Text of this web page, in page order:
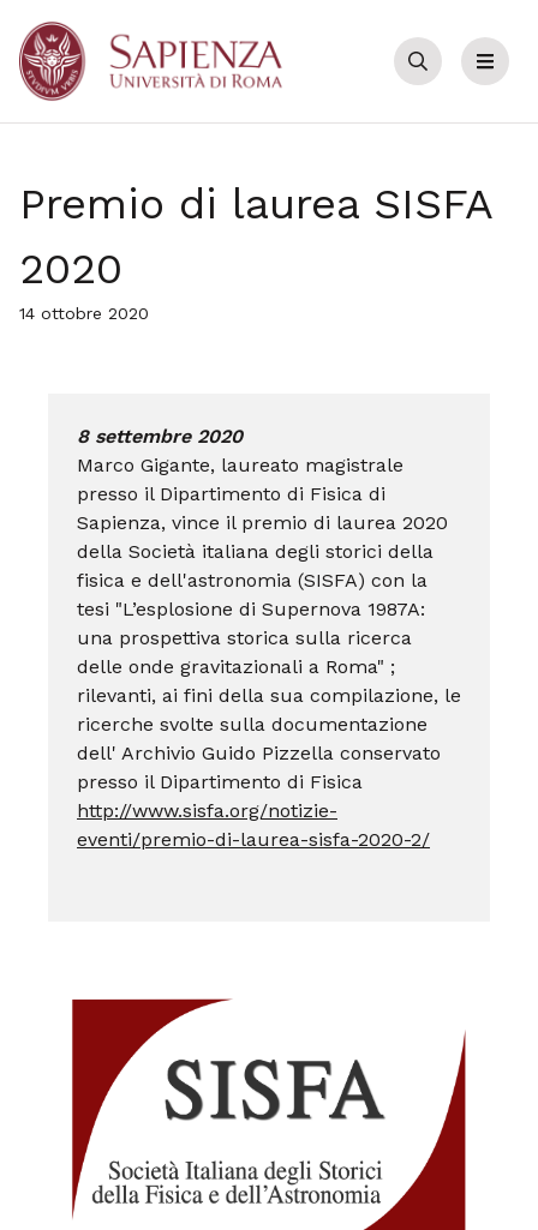
Cerca Menu
Premio di laurea SISFA
2020
14 ottobre 2020
8 settembre 2020
Marco Gigante, laureato magistrale
presso il Dipartimento di Fisica di
Sapienza, vince il premio di laurea 2020
della Società italiana degli storici della
fisica e dell'astronomia (SISFA) con la
tesi "L’esplosione di Supernova 1987A:
una prospettiva storica sulla ricerca
delle onde gravitazionali a Roma" ;
rilevanti, ai fini della sua compilazione, le
ricerche svolte sulla documentazione
dell' Archivio Guido Pizzella conservato
presso il Dipartimento di Fisica
http://www.sisfa.org/notizie-
eventi/premio-di-laurea-sisfa-2020-2/